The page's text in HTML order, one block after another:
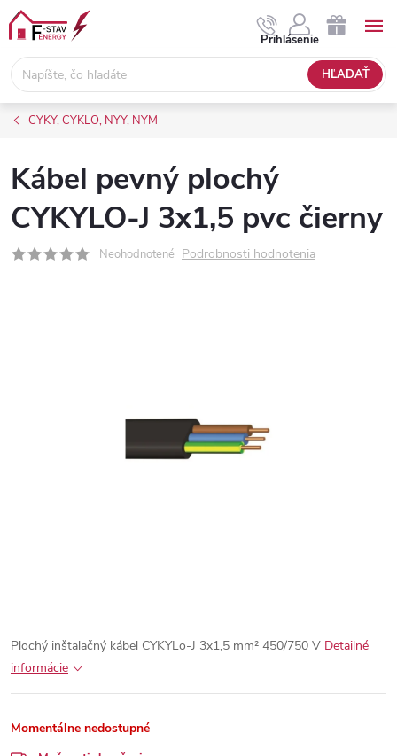
Prejsť
obsah
HĽADAŤ
Prihlásenie
NÁKUPNÝ
KOŠÍK
CYKY, CYKLO, NYY, NYM
Kábel pevný plochý
CYKYLO-J 3x1,5 pvc čierny
Neohodnotené Podrobnosti hodnotenia
Plochý inštalačný kábel CYKYLo-J 3x1,5 mm² 450/750 V Detailné
informácie
Momentálne nedostupné